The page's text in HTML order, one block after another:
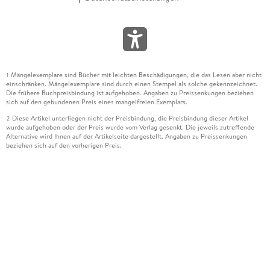
1 Mängelexemplare sind Bücher mit leichten Beschädigungen, die das Lesen aber nicht
einschränken. Mängelexemplare sind durch einen Stempel als solche gekennzeichnet.
Die frühere Buchpreisbindung ist aufgehoben. Angaben zu Preissenkungen beziehen
sich auf den gebundenen Preis eines mangelfreien Exemplars.
2 Diese Artikel unterliegen nicht der Preisbindung, die Preisbindung dieser Artikel
wurde aufgehoben oder der Preis wurde vom Verlag gesenkt. Die jeweils zutreffende
Alternative wird Ihnen auf der Artikelseite dargestellt. Angaben zu Preissenkungen
beziehen sich auf den vorherigen Preis.